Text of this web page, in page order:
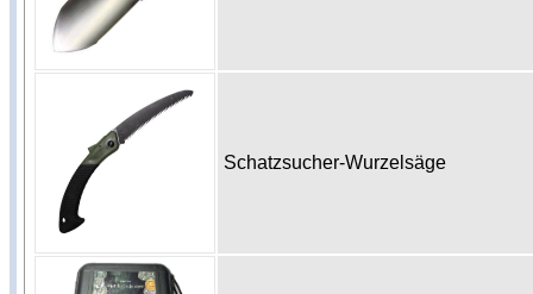
Schatzsucher-Wurzelsäge